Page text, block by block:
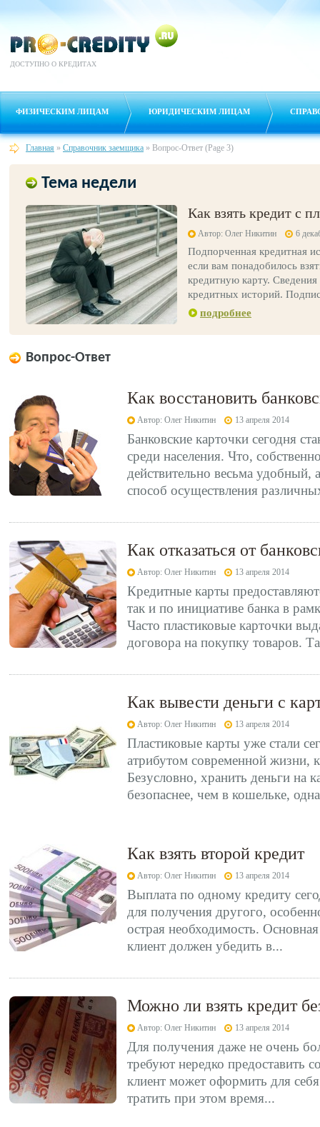
ДОСТУПНО О КРЕДИТАХ
ФИЗИЧЕСКИМ ЛИЦАМ ЮРИДИЧЕСКИМ ЛИЦАМ
Главная » Справочник заемщика » Вопрос-Ответ (Page 3)
Тема недели
Как взять кредит с
Автор: Олег Никитин 6
Подпорченная кредитная
если вам понадобилось
кредитную карту.
кредитных историй.
подробнее
Вопрос-Ответ
Как восстановить
Автор: Олег Никитин 13 апреля 2014
Банковские карточки сегодня
среди населения. Что,
действительно весьма удобный,
способ осуществления
Как отказаться от
Автор: Олег Никитин 13 апреля 2014
Кредитные карты
так и по инициативе банка в
Часто пластиковые карточки
договора на покупку товаров.
Как вывести деньги с
Автор: Олег Никитин 13 апреля 2014
Пластиковые карты уже стали
атрибутом современной жизни,
Безусловно, хранить деньги на
безопаснее, чем в кошельке,
Как взять второй кредит
Автор: Олег Никитин 13 апреля 2014
Выплата по одному кредиту
для получения другого,
острая необходимость.
клиент должен убедить в...
Можно ли взять кредит
Автор: Олег Никитин 13 апреля 2014
Для получения даже не очень
требуют нередко предоставить
клиент может оформить для
тратить при этом время...